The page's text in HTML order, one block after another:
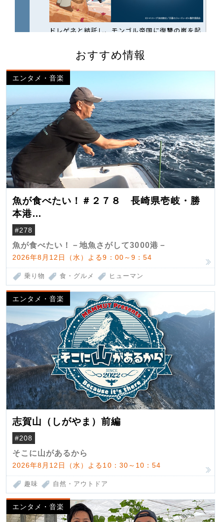
おすすめ情報
エンタメ・音楽
魚が食べたい！＃２７８ 長崎県壱岐・勝
本港
（クロマグロ）
#278
魚が食べたい！－地魚さがして3000港－
2026年8月12日（水）よる9：00～9：54
乗り物 食・グルメ ヒューマン
エンタメ・音楽
志賀山（しがやま）前編
#208
そこに山があるから
2026年8月12日（水）よる10：30～10：54
趣味 自然・アウトドア
エンタメ・音楽